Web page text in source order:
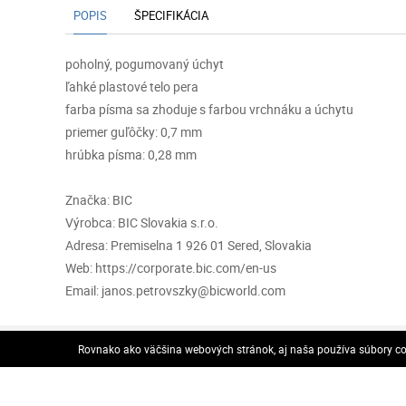
POPIS ŠPECIFIKÁCIA
poholný, pogumovaný úchyt
ľahké plastové telo pera
farba písma sa zhoduje s farbou vrchnáku a úchytu
priemer guľôčky: 0,7 mm
hrúbka písma: 0,28 mm
Značka: BIC
Výrobca: BIC Slovakia s.r.o.
Adresa: Premiselna 1 926 01 Sered, Slovakia
Web: https://corporate.bic.com/en-us
Email: janos.petrovszky@bicworld.com
VOP
Rovnako ako väčšina webových stránok, aj naša používa súbory